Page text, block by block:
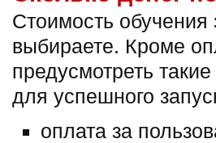
Стоимость
выбираете. Кроме
предусмотреть
для успешного
оплата за